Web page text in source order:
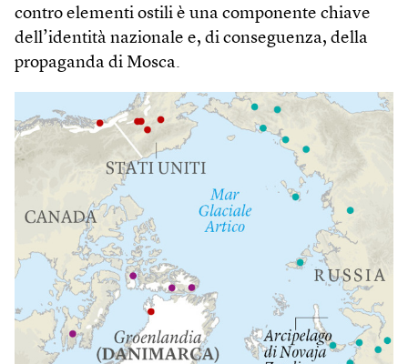
contro elementi ostili è una componente chiave
dell’identità nazionale e, di conseguenza, della
propaganda di Mosca.